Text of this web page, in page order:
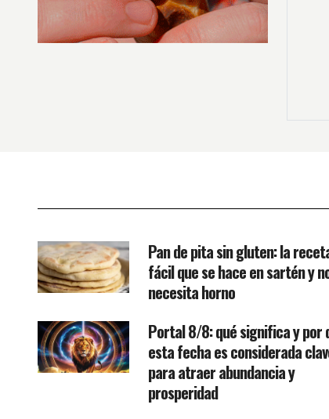
Pan de pita sin gluten: la
fácil que se hace en sartén y
necesita horno
Portal 8/8: qué significa y por
esta fecha es considerada
para atraer abundancia y
prosperidad